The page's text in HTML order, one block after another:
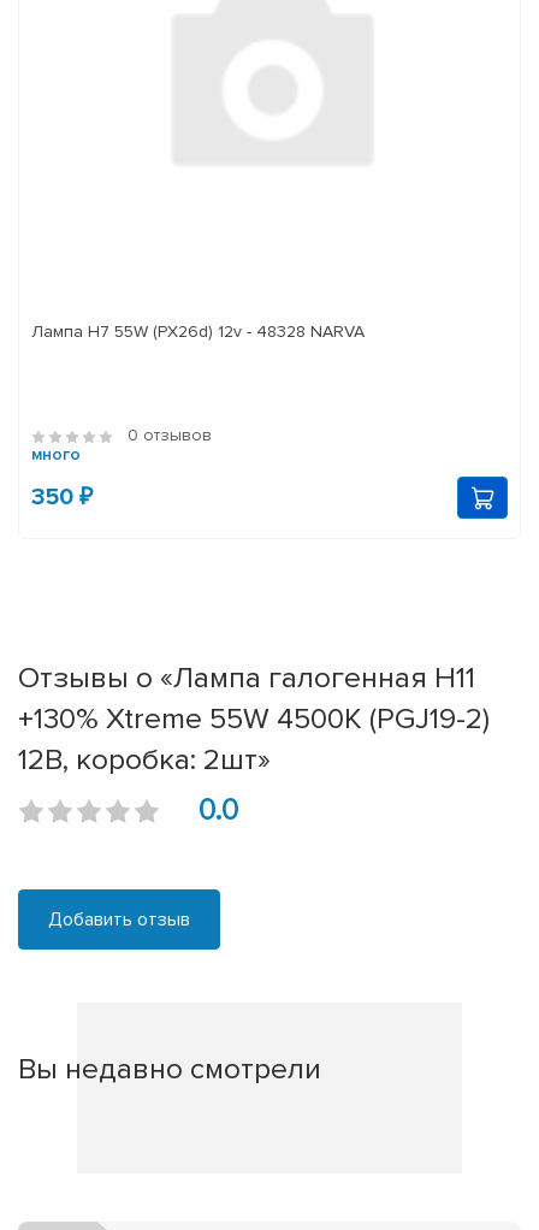
Лампа H7 55W (PX26d) 12v - 48328 NARVA
0 отзывов
много
350 ₽
Отзывы о «Лампа галогенная H11
+130% Xtreme 55W 4500K (PGJ19-2)
12В, коробка: 2шт»
0.0
Добавить отзыв
Вы недавно смотрели